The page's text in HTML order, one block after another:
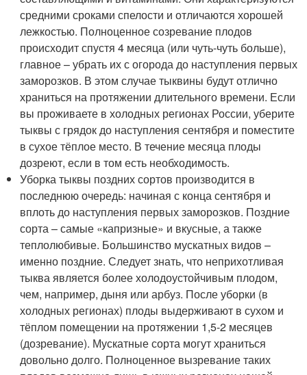
средними сроками спелости и отличаются хорошей
лежкостью. Полноценное созревание плодов
происходит спустя 4 месяца (или чуть-чуть больше),
главное – убрать их с огорода до наступления первых
заморозков. В этом случае тыквины будут отлично
храниться на протяжении длительного времени. Если
вы проживаете в холодных регионах России, уберите
тыквы с грядок до наступления сентября и поместите
в сухое тёплое место. В течение месяца плоды
дозреют, если в том есть необходимость.
Уборка тыквы поздних сортов производится в
последнюю очередь: начиная с конца сентября и
вплоть до наступления первых заморозков. Поздние
сорта – самые «капризные» и вкусные, а также
теплолюбивые. Большинство мускатных видов –
именно поздние. Следует знать, что неприхотливая
тыква является более холодоустойчивым плодом,
чем, например, дыня или арбуз. После уборки (в
холодных регионах) плоды выдерживают в сухом и
тёплом помещении на протяжении 1,5-2 месяцев
(дозревание). Мускатные сорта могут храниться
довольно долго. Полноценное вызревание таких